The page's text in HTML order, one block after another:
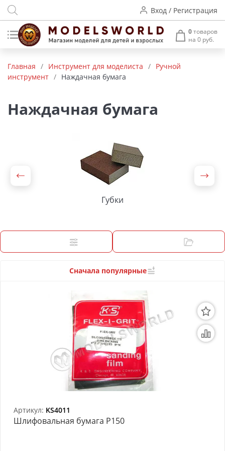
Вход / Регистрация
0товаров
на 0 руб.
Деревянные модели
Радиоуправляемые модели
Пластиковые модели
Архитектурные макеты
Модели из бумаги
Аэрографы и компрессоры
Материалы для моделизма
Литература для моделиста
Готовые модели
Специальные товары
Товары для школы
Главная / Инструмент для моделиста / Ручной
инструмент / Наждачная бумага
Наждачная бумага
Губки
Сначала популярные
Артикул: KS4011
Шлифовальная бумага P150